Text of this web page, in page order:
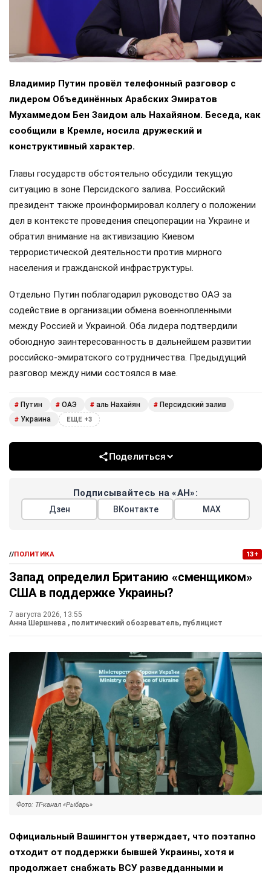
Владимир Путин провёл телефонный разговор с
лидером Объединённых Арабских Эмиратов
Мухаммедом Бен Заидом аль Нахайяном. Беседа, как
сообщили в Кремле, носила дружеский и
конструктивный характер.
Главы государств обстоятельно обсудили текущую
ситуацию в зоне Персидского залива. Российский
президент также проинформировал коллегу о положении
дел в контексте проведения спецоперации на Украине и
обратил внимание на активизацию Киевом
террористической деятельности против мирного
населения и гражданской инфраструктуры.
Отдельно Путин поблагодарил руководство ОАЭ за
содействие в организации обмена военнопленными
между Россией и Украиной. Оба лидера подтвердили
обоюдную заинтересованность в дальнейшем развитии
российско-эмиратского сотрудничества. Предыдущий
разговор между ними состоялся в мае.
# Путин # ОАЭ # аль Нахайян # Персидский залив
# Украина ЕЩЕ +3
Поделиться
Подписывайтесь на «АН»:
Дзен ВКонтакте МАХ
//ПОЛИТИКА 13+
Запад определил Британию «сменщиком»
США в поддержке Украины?
7 августа 2026, 13:55
Анна Шершнева , политический обозреватель, публицист
Фото: ТГ-канал «Рыбарь»
Официальный Вашингтон утверждает, что поэтапно
отходит от поддержки бывшей Украины, хотя и
продолжает снабжать ВСУ разведданными и